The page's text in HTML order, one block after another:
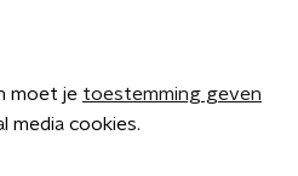
moet je toestemming geven
media cookies.